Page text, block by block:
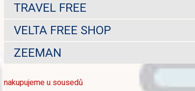
TRAVEL FREE
VELTA FREE SHOP
ZEEMAN
nakupujeme u sousedů